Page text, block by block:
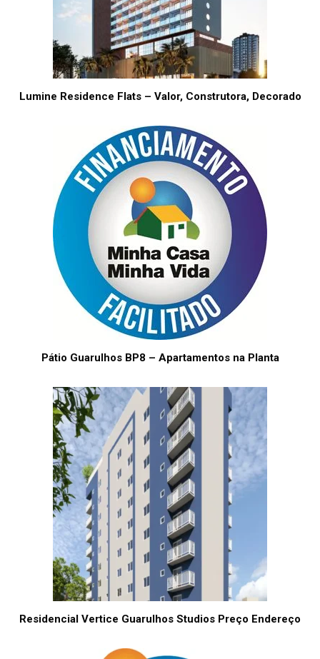
Lumine Residence Flats – Valor, Construtora, Decorado
Pátio Guarulhos BP8 – Apartamentos na Planta
Residencial Vertice Guarulhos Studios Preço Endereço